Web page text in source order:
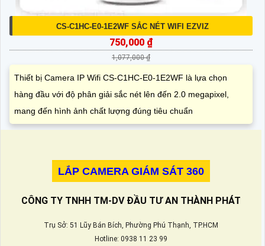
CS-C1HC-E0-1E2WF SẮC NÉT WIFI EZVIZ
750,000 ₫
1,077,000 ₫
Thiết bị Camera IP Wifi CS-C1HC-E0-1E2WF là lựa chọn
hàng đầu với độ phân giải sắc nét lên đến 2.0 megapixel,
mang đến hình ảnh chất lượng đúng tiêu chuẩn
LẮP CAMERA GIÁM SÁT 360
CÔNG TY TNHH TM-DV ĐẦU TƯ AN THÀNH PHÁT
Trụ Sở: 51 Lũy Bán Bích, Phường Phú Thạnh, TP.HCM
Hotline: 0938 11 23 99